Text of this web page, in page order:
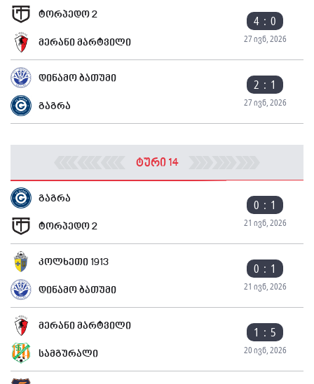
ტორპედო 2 4 : 0
27 ივნ, 2026
მერანი მარტვილი
დინამო ბათუმი 2 : 1
27 ივნ, 2026
გაგრა
ტური 14
გაგრა 0 : 1
21 ივნ, 2026
ტორპედო 2
კოლხეთი 1913 0 : 1
21 ივნ, 2026
დინამო ბათუმი
მერანი მარტვილი 1 : 5
20 ივნ, 2026
სამგურალი